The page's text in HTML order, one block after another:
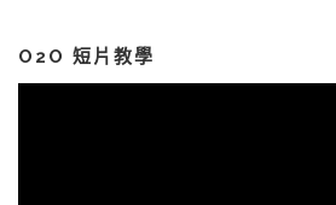
字:
O2O 短片教學